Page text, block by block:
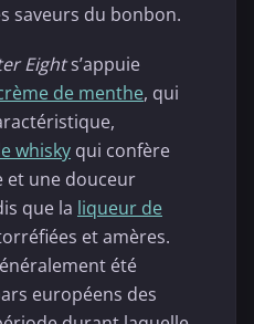
saveurs du bonbon.
Eights’appuie
de menthe, qui
whisky qui confère
et une douceur
que la liqueur de
et amères.
été
européens des